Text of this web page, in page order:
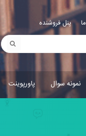
پنل فروشنده
نمونه سوال پاورپوینت